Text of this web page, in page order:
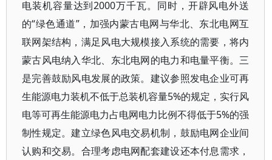
电装机容量达到2000万千瓦。同时，开辟风电外送
的“绿色通道”，加强内蒙古电网与华北、东北电网互
联网架结构，满足风电大规模接入系统的需要，将内
蒙古风电纳入华北、东北电网的电力和电量平衡。三
是完善鼓励风电发展的政策。建议参照发电企业可再
生能源电力装机不低于总装机容量5%的规定，实行风
电等可再生能源电力占电网电力比例不得低于5%的强
制性规定。建立绿色风电交易机制，鼓励电网企业间
认购和交易。合理考虑电网配套建设还本付息需求，